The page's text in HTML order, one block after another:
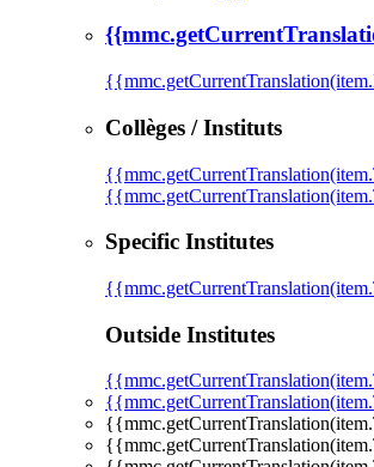
Collèges / Instituts
Specific Institutes
Outside Institutes